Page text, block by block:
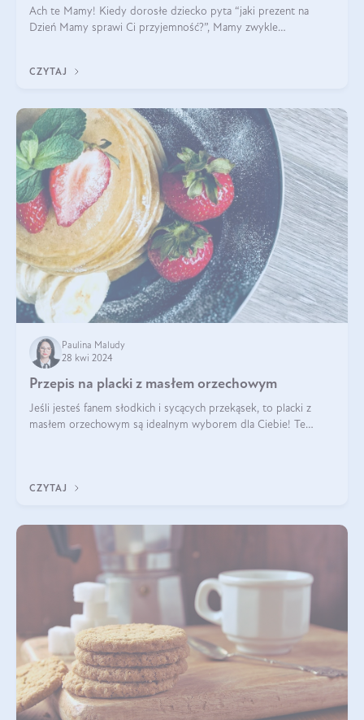
Ach te Mamy! Kiedy dorosłe dziecko pyta “jaki prezent na
Dzień Mamy sprawi Ci przyjemność?”, Mamy zwykle
CZYTAJ
Paulina Maludy
28 kwi 2024
Przepis na placki z masłem orzechowym
Jeśli jesteś fanem słodkich i sycących przekąsek, to placki z
masłem orzechowym są idealnym wyborem dla Ciebie! Te
CZYTAJ